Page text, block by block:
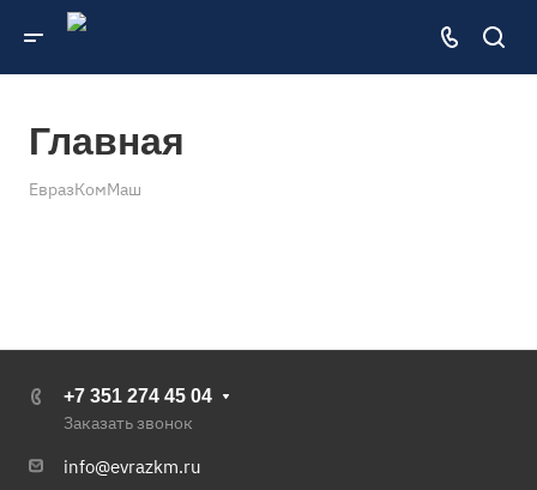
Главная
ЕвразКомМаш
+7 351 274 45 04
Заказать звонок
info@evrazkm.ru